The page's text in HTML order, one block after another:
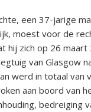
een 37-jarige
moest voor de
hij zich op 26 maart
van Glasgow
werd in totaal van
aan boord van
bedreiging